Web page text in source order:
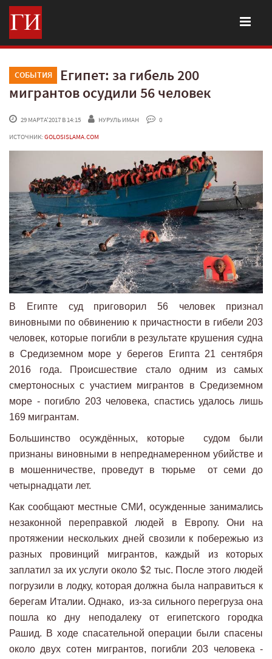
СОБЫТИЯ
Египет: за гибель 200
мигрантов осудили 56 человек
29 МАРТА'2017 В 14:15 НУРУЛЬ ИМАН
0
ИСТОЧНИК: GOLOSISLAMA.COM
В Египте суд приговорил 56 человек признал
виновными по обвинению к причастности в гибели 203
человек, которые погибли в результате крушения судна
в Средиземном море у берегов Египта 21 сентября
2016 года. Происшествие стало одним из самых
смертоносных с участием мигрантов в Средиземном
море - погибло 203 человека, спастись удалось лишь
169 мигрантам.
Большинство осуждённых, которые судом были
признаны виновными в непреднамеренном убийстве и
в мошенничестве, проведут в тюрьме от семи до
четырнадцати лет.
Как сообщают местные СМИ, осужденные занимались
незаконной переправкой людей в Европу. Они на
протяжении нескольких дней свозили к побережью из
разных провинций мигрантов, каждый из которых
заплатил за их услуги около $2 тыс. После этого людей
погрузили в лодку, которая должна была направиться к
берегам Италии. Однако, из-за сильного перегруза она
пошла ко дну неподалеку от египетского городка
Рашид. В ходе спасательной операции были спасены
около двух сотен мигрантов, погибли 203 человека -